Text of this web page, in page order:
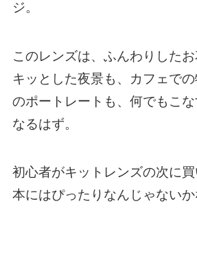
ジ。
このレンズは、ふんわりした
キッとした夜景も、カフェで
のポートレートも、何でもこ
なるはず。
初心者がキットレンズの次に
本にはぴったりなんじゃないか